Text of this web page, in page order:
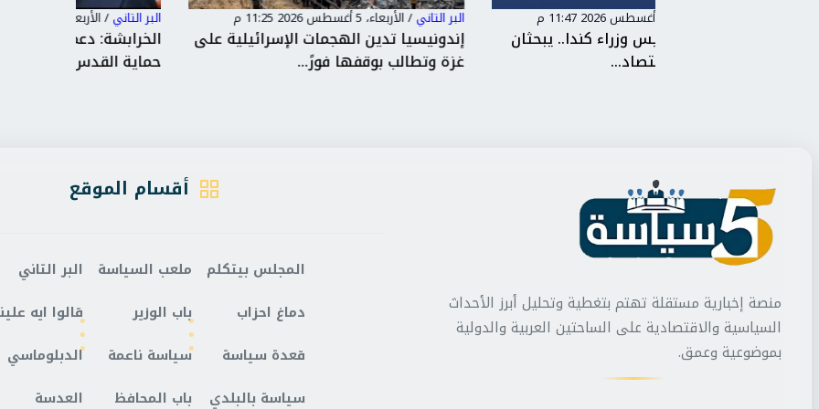
البر التاني /الأربعاء، 5 أغسطس 2026 11:25 م
إندونيسيا تدين الهجمات الإسرائيلية على
غزة وتطالب بوقفها فورً...
البر التاني /الأربعاء، 5 أغسطس 2026 11:22 م
الخرابشة: دعم الوصاية الهاشمية يعزز
حماية القدس ويصون المقدسا...
منصة إخبارية مستقلة تهتم بتغطية وتحليل أبرز الأحداث
السياسية والاقتصادية على الساحتين العربية والدولية
بموضوعية وعمق.
أقسام الموقع
المجلس بيتكلم
دماغ احزاب
قعدة سياسة
سياسة بالبلدي
ملعب السياسة
باب الوزير
سياسة ناعمة
باب المحافظ
البر التاني
قالوا ايه
الدبلوماسي
العدسة